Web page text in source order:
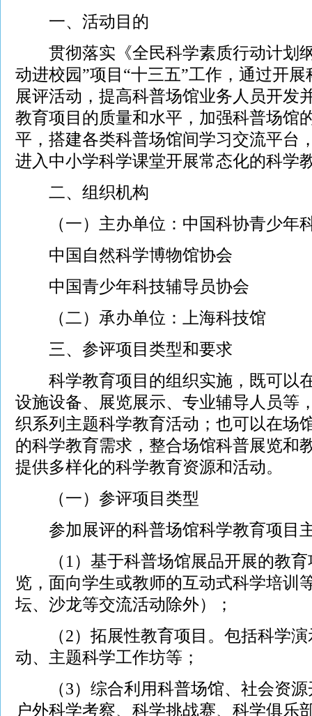
一、活动目的
贯彻落实《全民科学素质行动计划
动进校园”项目“十三五”工作，通过开
展评活动，提高科普场馆业务人员开发
教育项目的质量和水平，加强科普场馆
平，搭建各类科普场馆间学习交流平台
进入中小学科学课堂开展常态化的科学
二、组织机构
（一）主办单位：中国科协青少年
中国自然科学博物馆协会
中国青少年科技辅导员协会
（二）承办单位：上海科技馆
三、参评项目类型和要求
科学教育项目的组织实施，既可以
设施设备、展览展示、专业辅导人员等
织系列主题科学教育活动；也可以在场
的科学教育需求，整合场馆科普展览和
提供多样化的科学教育资源和活动。
（一）参评项目类型
参加展评的科普场馆科学教育项目
（1）基于科普场馆展品开展的教育
览，面向学生或教师的互动式科学培训
坛、沙龙等交流活动除外）；
（2）拓展性教育项目。包括科学演
动、主题科学工作坊等；
（3）综合利用科普场馆、社会资源
户外科学考察、科学挑战赛、科学俱乐